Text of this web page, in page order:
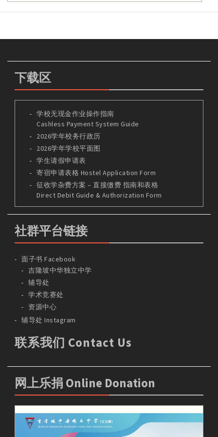
下载区
学校无现金作业操作指南
Cashless Payment System Guide
2026学年校务行政历
2026学年学校平面图
学生请假申请表
寄宿申请表格 Hostel Application Form
征收学杂费方案 – 直接缴费 指南和表格
Direct Debit Guide & Authorization Form
社群平台链接
面子书 Facebook
吉隆坡中华独立中学
辅导处
学术竞赛处
资源中心
辅导处 Instagram
联系我们 Contact Us
网上乐捐 Online Donation